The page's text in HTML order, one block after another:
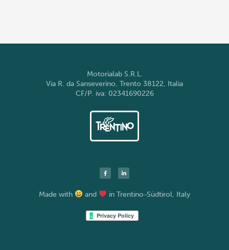
Motorialab S.R.L.
Via R. da Sanseverino, Trento 38122, Italia
CF/P. iva: 02341690226
F
a
c
b
o
-
f
L
i
n
d
-
i
n
Made with and in Trentino-Südtirol, Italy